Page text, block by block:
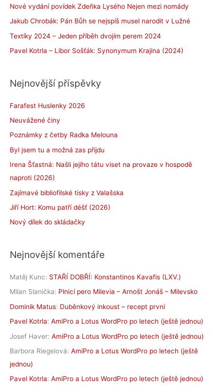
Nové vydání povídek Zdeňka Lysého Nejen mezi nomády
Jakub Chrobák: Pán Bůh se nejspíš musel narodit v Lužné
Textíky 2024 – Jeden příběh dvojím perem 2024
Pavel Kotrla – Libor Sošťák: Synonymum Krajina (2024)
Nejnovější příspěvky
Farafest Huslenky 2026
Neuvážené činy
Poznámky z četby Radka Melouna
Byl jsem tu a možná zas přijdu
Irena Šťastná: Našli jejího tátu viset na provaze v hospodě
naproti (2026)
Zajímavé bibliofilské tisky z Valašska
Jiří Hort: Komu patří déšť (2026)
Nový dílek do skládačky
Nejnovější komentáře
Matěj Kunc: STAŘÍ DOBŘÍ: Konstantinos Kavafis (LXV.)
Milan Slanička: Plnicí pero Milevia – Arnošt Jonáš – Milevsko
Dominik Matus: Duběnkový inkoust – recept první
Pavel Kotrla: AmiPro a Lotus WordPro po letech (ještě jednou)
Josef Haver: AmiPro a Lotus WordPro po letech (ještě jednou)
Barbora Riegelová: AmiPro a Lotus WordPro po letech (ještě
jednou)
Pavel Kotrla: AmiPro a Lotus WordPro po letech (ještě jednou)